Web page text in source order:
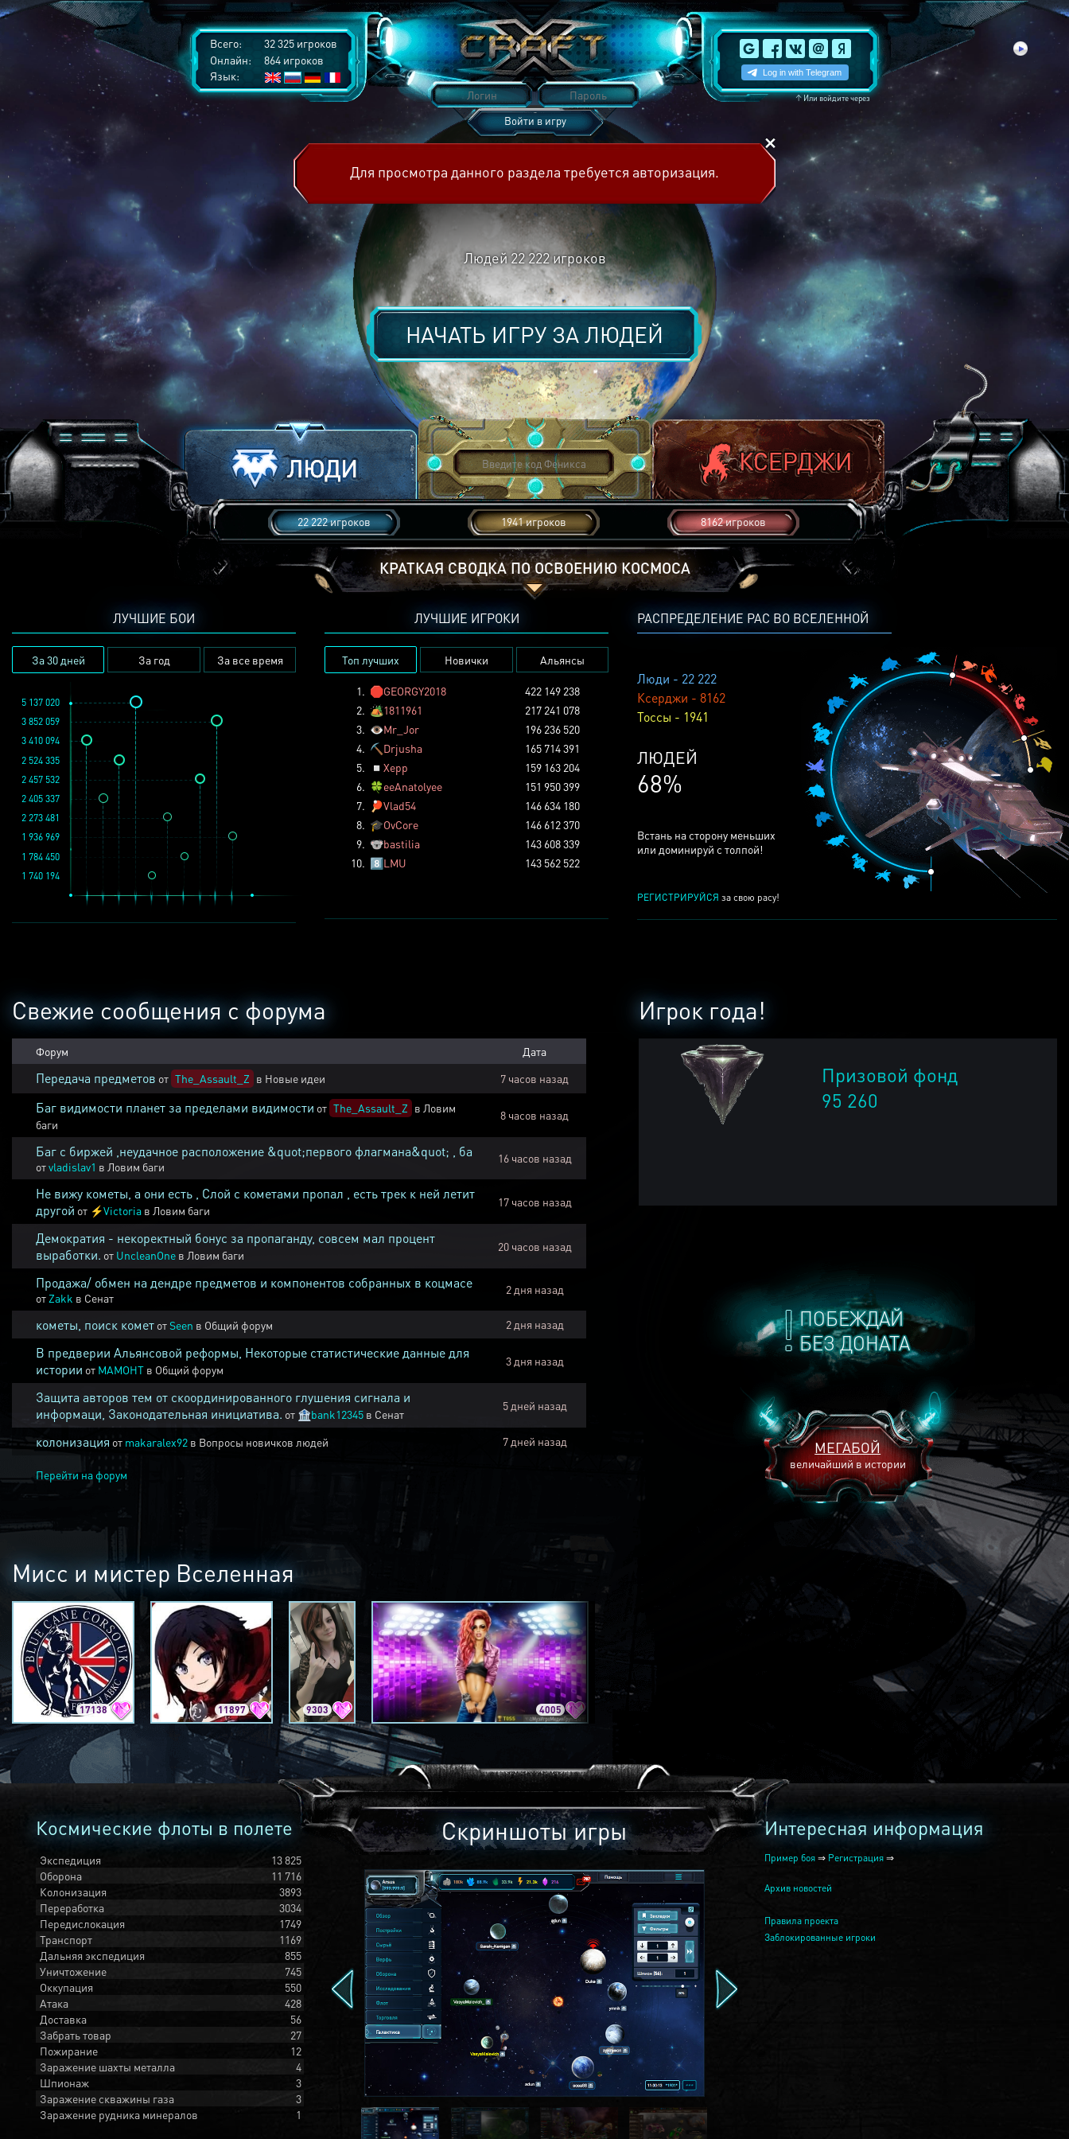
Всего:
32 325 игроков
Онлайн:
864 игроков
Язык:
↑Или войдите через
Войти в игру
Для просмотра данного раздела требуется авторизация.
Людей 22 222игроков
НАЧАТЬ ИГРУ ЗАЛЮДЕЙ
22 222 игроков 1941 игроков 8162 игроков
КРАТКАЯ СВОДКА ПО ОСВОЕНИЮ КОСМОСА
РАСПРЕДЕЛЕНИЕ РАС ВО ВСЕЛЕННОЙ
Люди - 22 222
Ксерджи - 8162
Тоссы - 1941
КСЕРДЖЕЙ
25%
Встань на сторону меньших
или доминируй с толпой!
РЕГИСТРИРУЙСЯ за свою расу!
ЛУЧШИЕ БОИ
За 30 дней За год За все время
1 936 969
3 852 059
2 457 532
1 784 450
2 273 481
1 740 194
5 137 020
2 524 335
2 405 337
3 410 094
ЛУЧШИЕ ИГРОКИ
Топ лучших Новички Альянсы
1. 🛑GEORGY2018
422 149 238
2. 🏕️1811961
217 241 078
3. 👁️Mr_Jor
196 236 520
4. ⛏️ Drjusha
165 714 391
5.
◽ Xepp
159 163 204
6. 🍀eeAnatolyee
151 950 399
7.
🏓Vlad54
146 634 180
8. 🎓OvCore
146 612 370
9. 🐨bastilia
143 608 339
10. 8️⃣LMU 143 562 522
ПОБЕЖДАЙ
БЕЗ ДОНАТА
МЕГАБОЙ
величайший в истории
Игрок года!
Призовой фонд
95 260
Свежие сообщения с форума
Форум Дата
Передача предметов от The_Assault_Z в Новые идеи 7 часов назад
Баг видимости планет за пределами видимости от The_Assault_Z в Ловим
баги
8 часов назад
Баг с биржей ,неудачное расположение &quot;первого флагмана&quot; , ба
отvladislav1 в Ловим баги
16 часов назад
Не вижу кометы, а они есть , Слой с кометами пропал , есть трек к ней летит
другой от ⚡Victoria в Ловим баги
17 часов назад
Демократия - некоректный бонус за пропаганду, совсем мал процент
выработки. от UncleanOne в Ловим баги
20 часов назад
Продажа/ обмен на дендре предметов и компонентов собранных в коцмасе
от Zakk в Сенат
2 дня назад
кометы, поиск комет отSeen в Общий форум 2 дня назад
В предверии Альянсовой реформы, Некоторые статистические данные для
истории от MAMOHT в Общий форум
3 дня назад
Защита авторов тем от скоординированного глушения сигнала и
информаци, Законодательная инициатива. от 🏦bank12345 в Сенат
5 дней назад
колонизация от makaralex92 в Вопросы новичков людей 7 дней назад
Перейти на форум
Мисс и мистер Вселенная
17138 11897 9303 4005 2240
Космические флоты в полете
Экспедиция
13 825
Оборона
11 716
Колонизация
3893
Переработка
3034
Передислокация
1749
Транспорт
1169
Дальняя экспедиция
855
Уничтожение
745
Оккупация
550
Атака
428
Доставка
56
Забрать товар
27
Пожирание
12
Заражение шахты металла
4
Шпионаж
3
Заражение скважины газа
3
Заражение рудника минералов
1
Скриншоты игры Интересная информация
Пример боя ⇒ Регистрация ⇒
Архив новостей
Правила проекта
Заблокированные игроки